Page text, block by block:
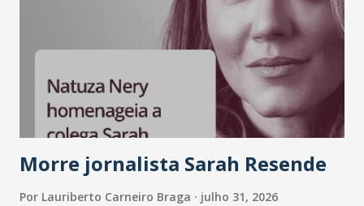
Morre jornalista Sarah Resende
Por Lauriberto Carneiro Braga julho 31, 2026